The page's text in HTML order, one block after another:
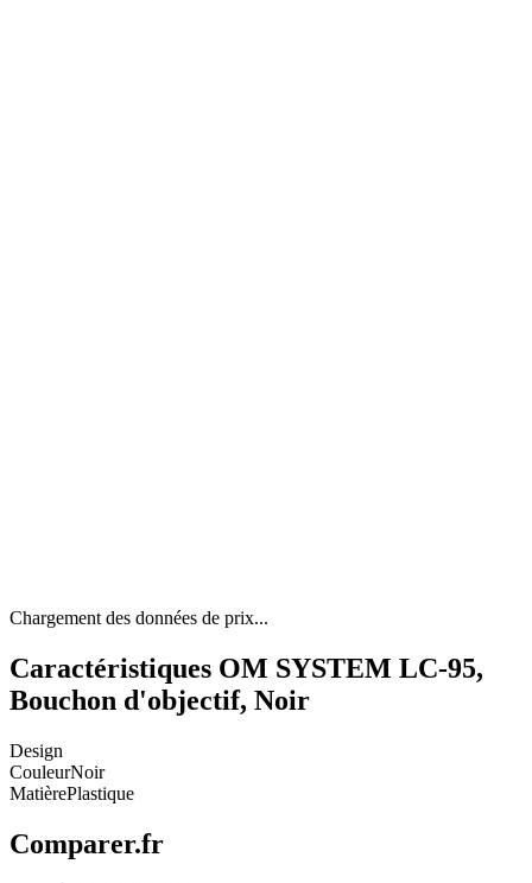
Chargement des données de prix...
Caractéristiques OM SYSTEM LC-95,
Bouchon d'objectif, Noir
Design
CouleurNoir
MatièrePlastique
Comparer.fr